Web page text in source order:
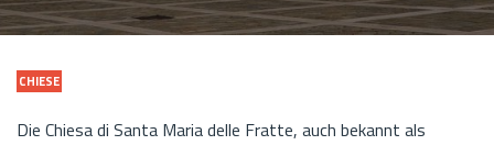
CHIESE
Die Chiesa di Santa Maria delle Fratte, auch bekannt als